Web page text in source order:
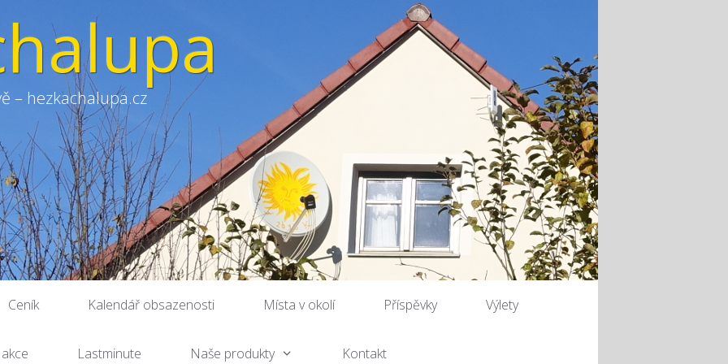
– hezkachalupa.cz
Ceník Kalendář obsazenosti Místa v okolí Příspěvky Výlety
Lastminute Naše produkty Kontakt